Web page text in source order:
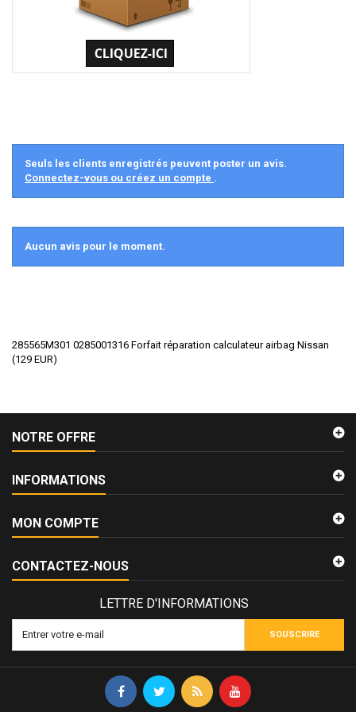
Seuls les clients enregistrés peuvent poster un avis.
Connectez-vous ou créez un compte .
Aucun avis pour le moment.
285565M301 0285001316 Forfait réparation calculateur airbag Nissan
(129 EUR)
NOTRE OFFRE
INFORMATIONS
MON COMPTE
CONTACTEZ-NOUS
LETTRE D'INFORMATIONS
SOUSCRIRE